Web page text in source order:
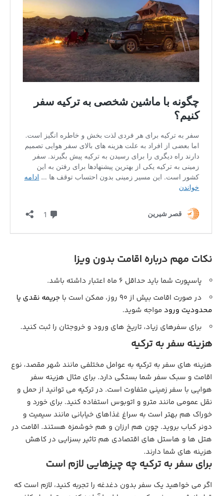
نکات مهم درباره اقامت بدون ویزا
پاسپورت شما باید حداقل ۶ ماه اعتبار داشته باشد.
در صورت اقامت بیش از ۹۰ روز، ممکن است با
جریمه نقدی یا
محدودیت ورود مواجه شوید.
برای سفرهای زیاد، تاریخ‌ های ورود و خروجتان را ثبت کنید.
هزینه سفر به ترکیه
هزینه‌ های سفر به ترکیه به عوامل مختلفی مانند شهر مقصد، نوع
اقامت و سبک سفر شما بستگی دارد. برای مثال هزینه سفر
هوایی با سفر زمینی متفاوت است. در ترکیه می توانید از حمل‌ و
نقل عمومی مانند مترو و اتوبوس استفاده کنید. برای خورد و
خوراک هم بهتر است به سراغ غذاهای خیابانی مانند سیمیت و
دونر کباب بروید. چون هم ارزان و هم خوشمزه هستند. اقامت در
هتل ها و هاستل های اقتصادی هم تاثیر بسزایی در کاهش
هزینه های شما دارند.
برای سفر به ترکیه چه چیزهایی لازم است
اگر می خواهید یک سفر بدون دغدغه را تجربه کنید، لازم است که